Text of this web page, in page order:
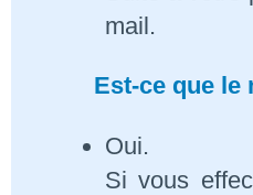
mail.
Est-ce que le
Oui.
Si vous